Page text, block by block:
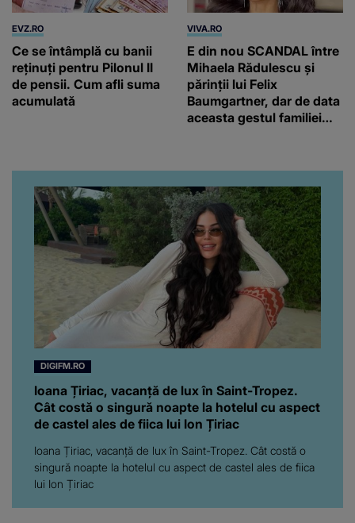
EVZ.RO
Ce se întâmplă cu banii
reținuți pentru Pilonul II
de pensii. Cum afli suma
acumulată
VIVA.RO
E din nou SCANDAL între
Mihaela Rădulescu și
părinții lui Felix
Baumgartner, dar de data
aceasta gestul familiei
noastră! Fostei
prezentatoare nici că-i
vine să creadă că s-a
ajuns până aici, dar e
adevărat, au făcut-o și pe
asta! Și ce a ieșit la iveală
ar fi prea mult pentru
oricine: "Cu… mine, fata
româncă...”
DIGIFM.RO
Ioana Țiriac, vacanță de lux în Saint-Tropez.
Cât costă o singură noapte la hotelul cu aspect
de castel ales de fiica lui Ion Țiriac
Ioana Țiriac, vacanță de lux în Saint-Tropez. Cât costă o
singură noapte la hotelul cu aspect de castel ales de fiica
lui Ion Țiriac